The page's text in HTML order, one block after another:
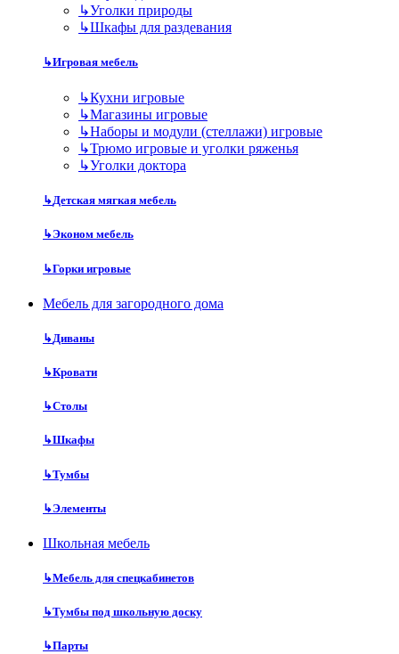
↳Уголки природы
↳Шкафы для раздевания
↳Игровая мебель
↳Кухни игровые
↳Магазины игровые
↳Наборы и модули (стеллажи) игровые
↳Трюмо игровые и уголки ряженья
↳Уголки доктора
↳Детская мягкая мебель
↳Эконом мебель
↳Горки игровые
Мебель для загородного дома
↳Диваны
↳Кровати
↳Столы
↳Шкафы
↳Тумбы
↳Элементы
Школьная мебель
↳Мебель для спецкабинетов
↳Тумбы под школьную доску
↳Парты